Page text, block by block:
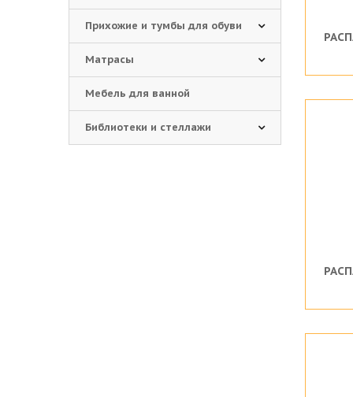
Прихожие и тумбы для обуви
Матрасы
Мебель для ванной
Библиотеки и стеллажи